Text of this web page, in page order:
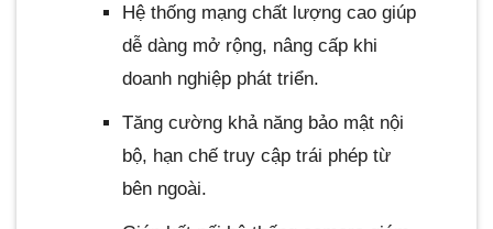
Hệ thống mạng chất lượng cao giúp
dễ dàng mở rộng, nâng cấp khi
doanh nghiệp phát triển.
Tăng cường khả năng bảo mật nội
bộ, hạn chế truy cập trái phép từ
bên ngoài.